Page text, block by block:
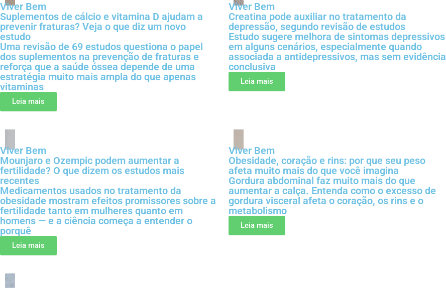
Viver Bem
Suplementos de cálcio e vitamina D ajudam a
prevenir fraturas? Veja o que diz um novo
estudo
Uma revisão de 69 estudos questiona o papel
dos suplementos na prevenção de fraturas e
reforça que a saúde óssea depende de uma
estratégia muito mais ampla do que apenas
vitaminas
Leia mais
Viver Bem
Creatina pode auxiliar no tratamento da
depressão, segundo revisão de estudos
Estudo sugere melhora de sintomas depressivos
em alguns cenários, especialmente quando
associada a antidepressivos, mas sem evidência
conclusiva
Leia mais
Viver Bem
Mounjaro e Ozempic podem aumentar a
fertilidade? O que dizem os estudos mais
recentes
Medicamentos usados no tratamento da
obesidade mostram efeitos promissores sobre a
fertilidade tanto em mulheres quanto em
homens — e a ciência começa a entender o
porquê
Leia mais
Viver Bem
Obesidade, coração e rins: por que seu peso
afeta muito mais do que você imagina
Gordura abdominal faz muito mais do que
aumentar a calça. Entenda como o excesso de
gordura visceral afeta o coração, os rins e o
metabolismo
Leia mais